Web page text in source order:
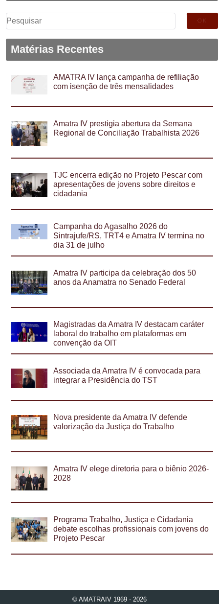
Pesquisar
por:
Matérias Recentes
AMATRA IV lança campanha de refiliação
com isenção de três mensalidades
Amatra IV prestigia abertura da Semana
Regional de Conciliação Trabalhista 2026
TJC encerra edição no Projeto Pescar com
apresentações de jovens sobre direitos e
cidadania
Campanha do Agasalho 2026 do
Sintrajufe/RS, TRT4 e Amatra IV termina no
dia 31 de julho
Amatra IV participa da celebração dos 50
anos da Anamatra no Senado Federal
Magistradas da Amatra IV destacam caráter
laboral do trabalho em plataformas em
convenção da OIT
Associada da Amatra IV é convocada para
integrar a Presidência do TST
Nova presidente da Amatra IV defende
valorização da Justiça do Trabalho
Amatra IV elege diretoria para o biênio 2026-
2028
Programa Trabalho, Justiça e Cidadania
debate escolhas profissionais com jovens do
Projeto Pescar
© AMATRAIV 1969 - 2026